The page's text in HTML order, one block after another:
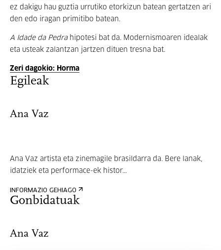
ez dakigu hau guztia urrutiko etorkizun batean gertatzen ari
den edo iragan primitibo batean.
A Idade da Pedra hipotesi bat da. Modernismoaren idealak
eta usteak zalantzan jartzen dituen tresna bat.
Zeri dagokio: Horma
Egileak
Ana Vaz
Ana Vaz artista eta zinemagile brasildarra da. Bere lanak,
idatziek eta performace-ek histor...
INFORMAZIO GEHIAGO
Gonbidatuak
Ana Vaz